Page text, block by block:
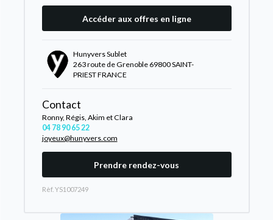
Accéder aux offres en ligne
Hunyvers Sublet
263 route de Grenoble 69800 SAINT-
PRIEST FRANCE
Contact
Ronny, Régis, Akim et Clara
04 78 90 65 22
joyeux@hunyvers.com
Prendre rendez-vous
Rèf. YS1007249